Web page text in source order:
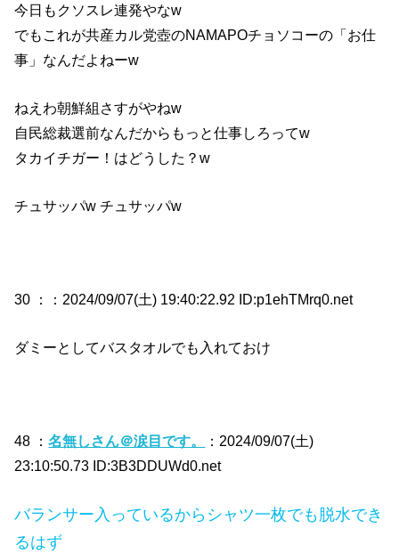
今日もクソスレ連発やなw
でもこれが共産カル党壺のNAMAPOチョソコーの「お仕
事」なんだよねーw
ねえわ朝鮮組さすがやねw
自民総裁選前なんだからもっと仕事しろってw
タカイチガー！はどうした？w
チュサッパw チュサッパw
30 ： ：2024/09/07(土) 19:40:22.92 ID:p1ehTMrq0.net
ダミーとしてバスタオルでも入れておけ
48 ：名無しさん＠涙目です。
：2024/09/07(土)
23:10:50.73 ID:3B3DDUWd0.net
バランサー入っているからシャツ一枚でも脱水でき
るはず